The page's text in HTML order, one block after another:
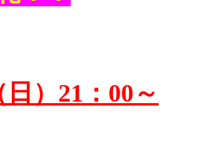
）21：00～